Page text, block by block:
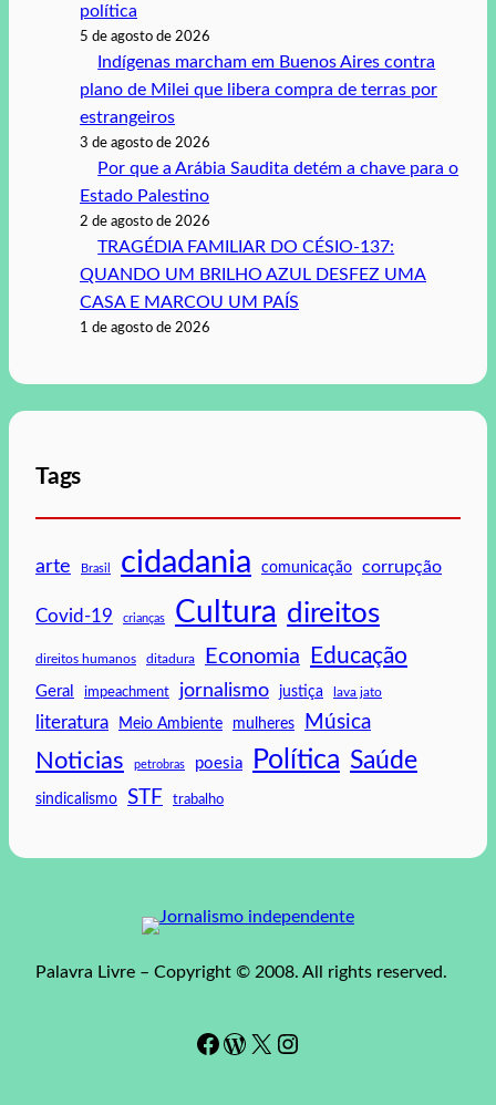
política
5 de agosto de 2026
Indígenas marcham em Buenos Aires contra
plano de Milei que libera compra de terras por
estrangeiros
3 de agosto de 2026
Por que a Arábia Saudita detém a chave para o
Estado Palestino
2 de agosto de 2026
TRAGÉDIA FAMILIAR DO CÉSIO-137:
QUANDO UM BRILHO AZUL DESFEZ UMA
CASA E MARCOU UM PAÍS
1 de agosto de 2026
Tags
arte Brasil cidadania comunicação corrupção
Covid-19 crianças Cultura direitos
direitos humanos ditadura Economia Educação
Geral impeachment jornalismo justiça lava jato
literatura Meio Ambiente mulheres Música
Noticias petrobras poesia Política Saúde
sindicalismo STF trabalho
Palavra Livre – Copyright © 2008. All rights reserved.
Facebook WordPress # Instagram